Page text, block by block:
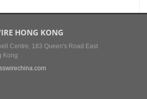
HONG KONG
Centre, 183 Queen's Road East
Kong